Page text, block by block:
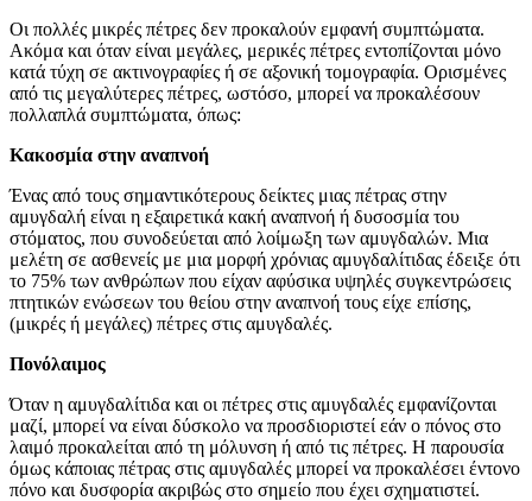
Οι πολλές μικρές πέτρες δεν προκαλούν εμφανή συμπτώματα.
Ακόμα και όταν είναι μεγάλες, μερικές πέτρες εντοπίζονται μόνο
κατά τύχη σε ακτινογραφίες ή σε αξονική τομογραφία. Ορισμένες
από τις μεγαλύτερες πέτρες, ωστόσο, μπορεί να προκαλέσουν
πολλαπλά συμπτώματα, όπως:
Κακοσμία στην αναπνοή
Ένας από τους σημαντικότερους δείκτες μιας πέτρας στην
αμυγδαλή είναι η εξαιρετικά κακή αναπνοή ή δυσοσμία του
στόματος, που συνοδεύεται από λοίμωξη των αμυγδαλών. Μια
μελέτη σε ασθενείς με μια μορφή χρόνιας αμυγδαλίτιδας έδειξε ότι
το 75% των ανθρώπων που είχαν αφύσικα υψηλές συγκεντρώσεις
πτητικών ενώσεων του θείου στην αναπνοή τους είχε επίσης,
(μικρές ή μεγάλες) πέτρες στις αμυγδαλές.
Πονόλαιμος
Όταν η αμυγδαλίτιδα και οι πέτρες στις αμυγδαλές εμφανίζονται
μαζί, μπορεί να είναι δύσκολο να προσδιοριστεί εάν ο πόνος στο
λαιμό προκαλείται από τη μόλυνση ή από τις πέτρες. Η παρουσία
όμως κάποιας πέτρας στις αμυγδαλές μπορεί να προκαλέσει έντονο
πόνο και δυσφορία ακριβώς στο σημείο που έχει σχηματιστεί.